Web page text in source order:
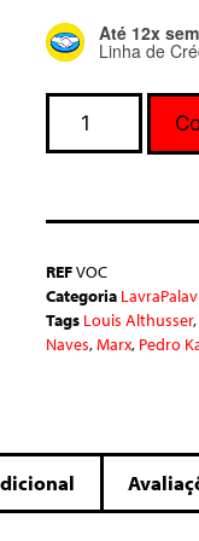
Até 12x
Linha de
REFVOC
Categoria
Tags Louis Althusser,
Naves, Marx, Pedro